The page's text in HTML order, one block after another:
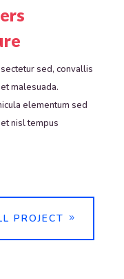
sed, convallis
malesuada.
elementum sed
nisl tempus
PROJECT